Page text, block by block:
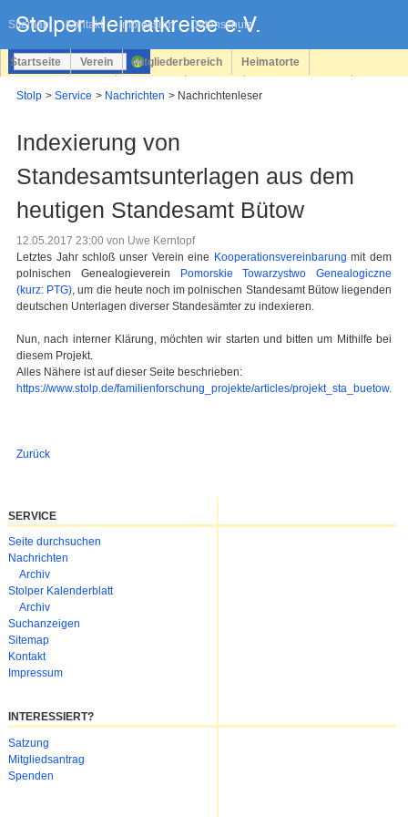
Sitemap Kontakt Impressum Datenschutz
überspringen
Startseite Verein Mitgliederbereich Heimatorte
Stolp Service Nachrichten Nachrichtenleser
Indexierung von
Standesamtsunterlagen aus dem
heutigen Standesamt Bütow
12.05.2017 23:00 von Uwe Kerntopf
Letztes Jahr schloß unser Verein eine Kooperationsvereinbarung mit dem
polnischen Genealogieverein
Pomorskie Towarzystwo Genealogiczne
(kurz: PTG), um die heute noch im polnischen Standesamt Bütow liegenden
deutschen Unterlagen diverser Standesämter zu indexieren.
Nun, nach interner Klärung, möchten wir starten und bitten um Mithilfe bei
diesem Projekt.
Alles Nähere ist auf dieser Seite beschrieben:
https://www.stolp.de/familienforschung_projekte/articles/
Zurück
SERVICE
Navigation
überspringen
Seite durchsuchen
Nachrichten
Archiv
Stolper Kalenderblatt
Archiv
Suchanzeigen
Sitemap
Kontakt
Impressum
INTERESSIERT?
Navigation
überspringen
Satzung
Mitgliedsantrag
Spenden